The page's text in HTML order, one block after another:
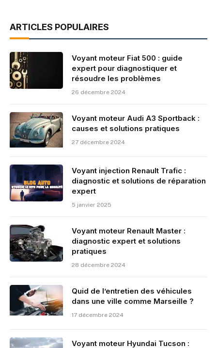
ARTICLES POPULAIRES
Voyant moteur Fiat 500 : guide
expert pour diagnostiquer et
résoudre les problèmes
26 décembre 2024
Voyant moteur Audi A3 Sportback :
causes et solutions pratiques
27 décembre 2024
Voyant injection Renault Trafic :
diagnostic et solutions de réparation
expert
5 janvier 2025
Voyant moteur Renault Master :
diagnostic expert et solutions
pratiques
28 décembre 2024
Quid de l’entretien des véhicules
dans une ville comme Marseille ?
17 décembre 2024
Voyant moteur Hyundai Tucson :